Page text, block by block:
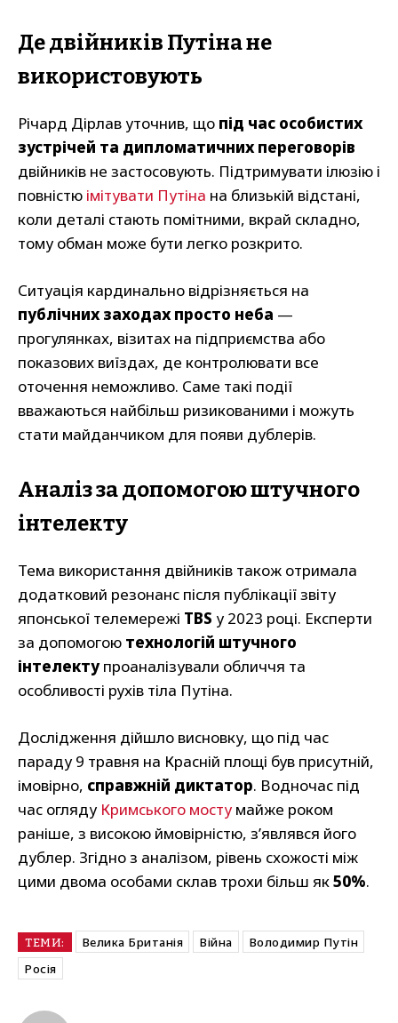
Де двійників Путіна не
використовують
Річард Дірлав уточнив, що під час особистих
зустрічей та дипломатичних переговорів
двійників не застосовують. Підтримувати ілюзію і
повністю імітувати Путіна на близькій відстані,
коли деталі стають помітними, вкрай складно,
тому обман може бути легко розкрито.
Ситуація кардинально відрізняється на
публічних заходах просто неба —
прогулянках, візитах на підприємства або
показових виїздах, де контролювати все
оточення неможливо. Саме такі події
вважаються найбільш ризикованими і можуть
стати майданчиком для появи дублерів.
Аналіз за допомогою штучного
інтелекту
Тема використання двійників також отримала
додатковий резонанс після публікації звіту
японської телемережі TBS у 2023 році. Експерти
за допомогою технологій штучного
інтелектупроаналізували обличчя та
особливості рухів тіла Путіна.
Дослідження дійшло висновку, що під час
параду 9 травня на Красній площі був присутній,
імовірно, справжній диктатор. Водночас під
час огляду Кримського мосту майже роком
раніше, з високою ймовірністю, з’являвся його
дублер. Згідно з аналізом, рівень схожості між
цими двома особами склав трохи більш як50%.
ТЕМИ: Велика Британія Війна
Володимир Путін
Росія